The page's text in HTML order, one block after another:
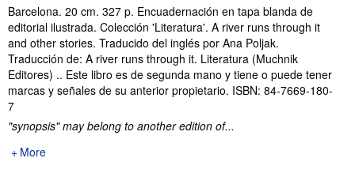
Synopsis
Barcelona. 20 cm. 327 p. Encuadernación en tapa blanda de
editorial ilustrada. Colección 'Literatura'. A river runs through it
and other stories. Traducido del inglés por Ana Poljak.
Traducción de: A river runs through it. Literatura (Muchnik
Editores) .. Este libro es de segunda mano y tiene o puede tener
marcas y señales de su anterior propietario. ISBN: 84-7669-180-
7
"synopsis" may belong to another edition of...
More